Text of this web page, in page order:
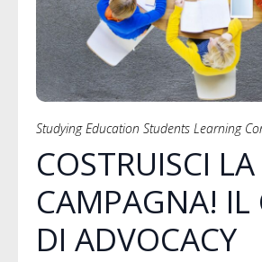
Studying Education Students Learning
COSTRUISCI
CAMPAGNA! IL
DI ADVOCACY